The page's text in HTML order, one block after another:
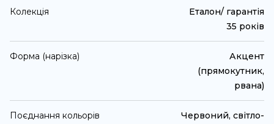
Колекція
Еталон/ гарантія
35 років
Форма (нарізка)
Акцент
(прямокутник,
рвана)
Поєднання кольорів
Червоний, світло-